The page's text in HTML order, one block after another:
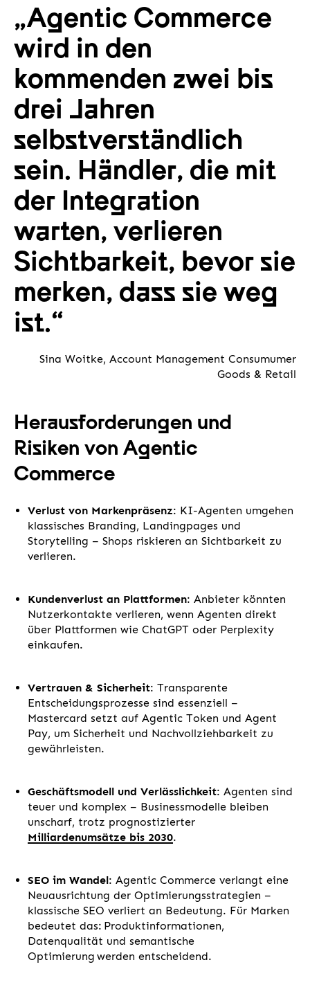
„Agentic Commerce
wird in den
kommenden zwei bis
drei Jahren
selbstverständlich
sein. Händler, die mit
der Integration
warten, verlieren
Sichtbarkeit, bevor sie
merken, dass sie weg
ist.“
Sina Woitke, Account Management Consumumer
Goods & Retail
Herausforderungen und
Risiken von Agentic
Commerce
Verlust von Markenpräsenz: KI-Agenten umgehen
klassisches Branding, Landingpages und
Storytelling – Shops riskieren an Sichtbarkeit zu
verlieren.
Kundenverlust an Plattformen: Anbieter könnten
Nutzerkontakte verlieren, wenn Agenten direkt
über Plattformen wie ChatGPT oder Perplexity
einkaufen.
Vertrauen & Sicherheit: Transparente
Entscheidungsprozesse sind essenziell –
Mastercard setzt auf Agentic Token und Agent
Pay, um Sicherheit und Nachvollziehbarkeit zu
gewährleisten.
Geschäftsmodell und Verlässlichkeit: Agenten sind
teuer und komplex – Businessmodelle bleiben
unscharf, trotz prognostizierter
Milliardenumsätze bis 2030.
SEO im Wandel: Agentic Commerce verlangt eine
Neuausrichtung der Optimierungsstrategien –
klassische SEO verliert an Bedeutung. Für Marken
bedeutet das: Produktinformationen,
Datenqualität und semantische
Optimierung werden entscheidend.